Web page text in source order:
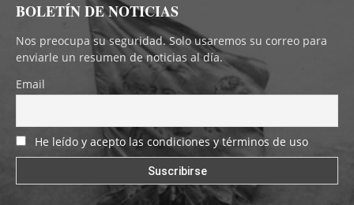
BOLETÍN DE NOTICIAS
Nos preocupa su seguridad. Solo usaremos su correo para
enviarle un resumen de noticias al día.
Email
He leído y acepto las condiciones y términos de uso